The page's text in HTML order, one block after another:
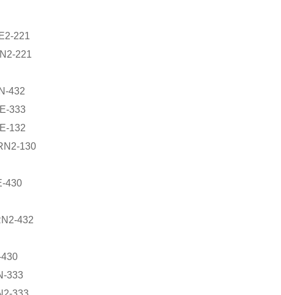
221
221
432
333
132
130
430
432
333